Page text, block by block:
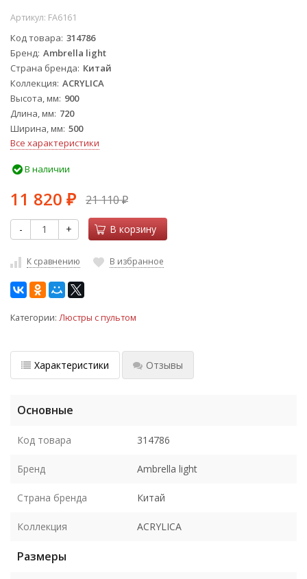
Артикул: FA6161
Код товара 314786
Бренд Ambrella light
Страна бренда Китай
Коллекция ACRYLICA
Высота, мм 900
Длина, мм 720
Ширина, мм 500
Все характеристики
В наличии
11 820 ₽ 21 110₽
- + В корзину
К сравнению В избранное
Категории: Люстры с пультом
Характеристики Отзывы
Основные
Код товара 314786
Бренд Ambrella light
Страна бренда Китай
Коллекция ACRYLICA
Размеры